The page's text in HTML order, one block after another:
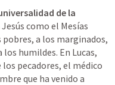
de la
como el Mesías
a los marginados,
humildes. En Lucas,
pecadores, el médico
que ha venido a